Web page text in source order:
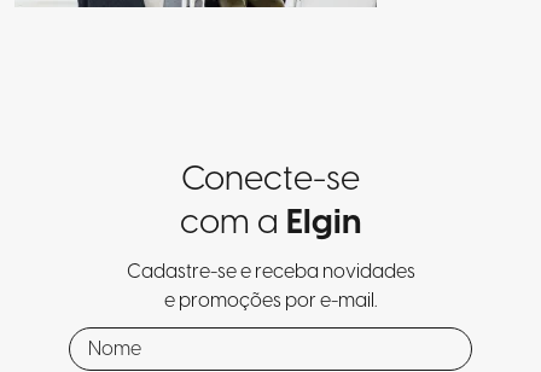
Conecte-se
com a Elgin
Cadastre-se e receba novidades
e promoções por e-mail.